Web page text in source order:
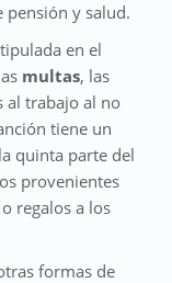
pensión y salud.
en el
multas, las
al trabajo al no
tiene un
quinta parte del
provenientes
regalos a los
formas de